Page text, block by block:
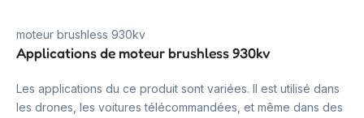
moteur brushless 930kv
Applications de moteur brushless 930kv
Les applications du ce produit sont variées. Il est utilisé dans
les drones, les voitures télécommandées, et même dans des